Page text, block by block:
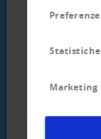
Preferenze
Statistiche
Marketing